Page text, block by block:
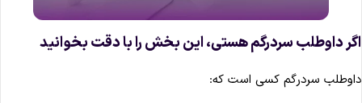
داوطلب سردرگم هستی، این بخش را با دقت بخوانید
سردرگم کسی است که: